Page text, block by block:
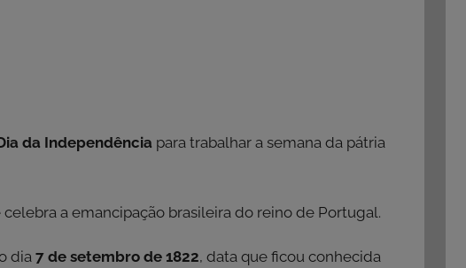
da Independência para trabalhar a semana da pátria
celebra a emancipação brasileira do reino de Portugal.
dia 7 de setembro de 1822, data que ficou conhecida